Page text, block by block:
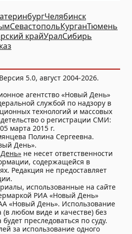
Челябинск
СевастопольКурганТюмень
крайУралСибирь
5.0, август 2004-2026.
агентство «Новый День»
службой по надзору в
технологий и массовых
о регистрации СМИ:
марта 2015 г.
Полина Сергеевна.
День».
не несет ответственности
содержащейся в
Редакция не предоставляет
использованные на сайте
РИА «Новый День»
«Новый День». Использование
(в любом виде и качестве) без
преследоваться по суду.
за использование одного